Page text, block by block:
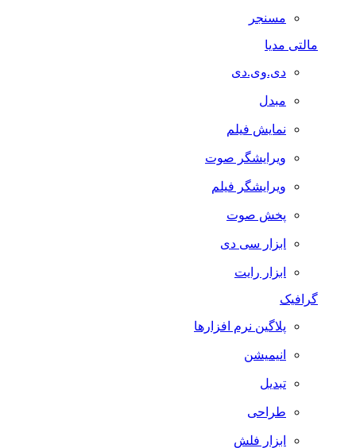
مسنجر
مالتی مدیا
دی.وی.دی
مبدل
نمایش فیلم
ویرایشگر صوت
ویرایشگر فیلم
پخش صوت
ابزار سی دی
ابزار رایت
گرافیک
پلاگین نرم افزارها
انیمیشن
تبدیل
طراحی
ابزار فلش